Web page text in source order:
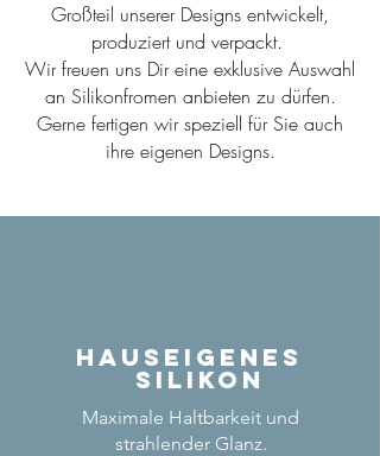
Großteil unserer Designs entwickelt,
produziert und verpackt.
Wir freuen uns Dir eine exklusive Auswahl
an Silikonfromen anbieten zu dürfen.
Gerne fertigen wir speziell für Sie auch
ihre eigenen Designs.
Hauseigenes
Silikon
Maximale Haltbarkeit und
strahlender Glanz.